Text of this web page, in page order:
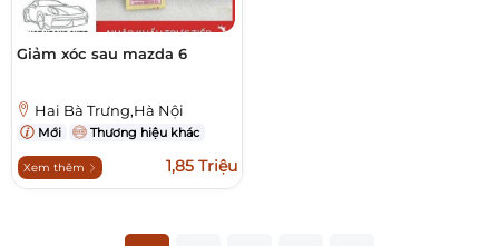
Giảm xóc sau mazda 6
Hai Bà Trưng,Hà Nội
Mới Thương hiệu khác
Xem thêm 1,85 Triệu